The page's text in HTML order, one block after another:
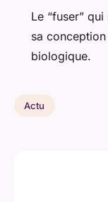
Le “fuser”
sa
biologique.
Actu